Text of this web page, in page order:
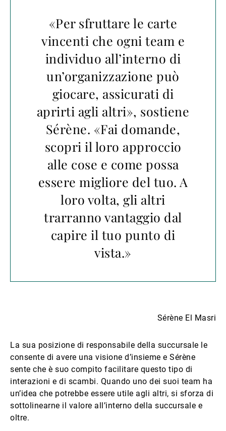
«Per sfruttare le carte
vincenti che ogni team e
individuo all’interno di
un’organizzazione può
giocare, assicurati di
aprirti agli altri», sostiene
Sérène. «Fai domande,
scopri il loro approccio
alle cose e come possa
essere migliore del tuo. A
loro volta, gli altri
trarranno vantaggio dal
capire il tuo punto di
vista.»
Sérène El Masri
La sua posizione di responsabile della succursale le
consente di avere una visione d’insieme e Sérène
sente che è suo compito facilitare questo tipo di
interazioni e di scambi. Quando uno dei suoi team ha
un’idea che potrebbe essere utile agli altri, si sforza di
sottolinearne il valore all’interno della succursale e
oltre.